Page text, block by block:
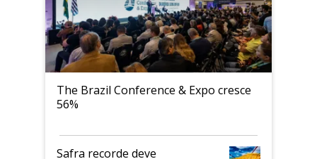
The Brazil Conference & Expo cresce
56%
Safra recorde deve